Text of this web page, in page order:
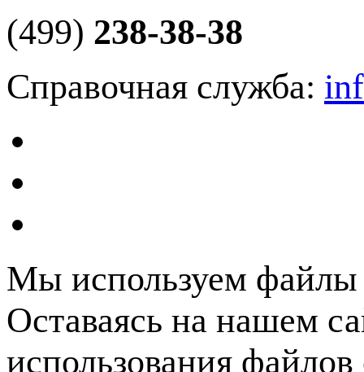
(499) 238-38-38
Справочная служба:
Мы используем файлы
Оставаясь на нашем
использования